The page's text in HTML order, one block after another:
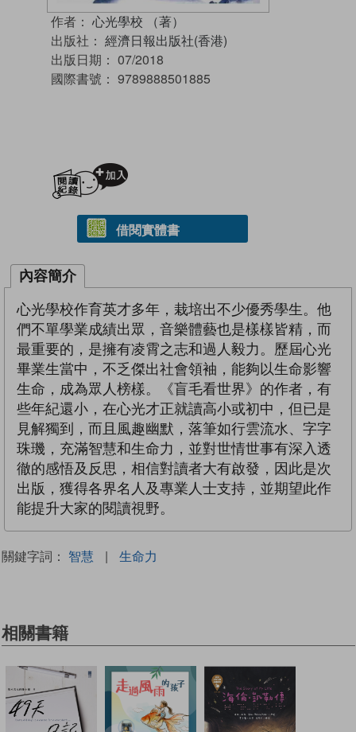
作者： 心光學校 （著）
出版社： 經濟日報出版社(香港)
出版日期： 07/2018
國際書號： 9789888501885
借閱實體書
內容簡介
心光學校作育英才多年，栽培出不少優秀學生。他
們不單學業成績出眾，音樂體藝也是樣樣皆精，而
最重要的，是擁有凌霄之志和過人毅力。歷屆心光
畢業生當中，不乏傑出社會領袖，能夠以生命影響
生命，成為眾人榜樣。《盲毛看世界》的作者，有
些年紀還小，在心光才正就讀高小或初中，但已是
見解獨到，而且風趣幽默，落筆如行雲流水、字字
珠璣，充滿智慧和生命力，並對世情世事有深入透
徹的感悟及反思，相信對讀者大有啟發，因此是次
出版，獲得各界名人及專業人士支持，並期望此作
能提升大家的閱讀視野。
關鍵字詞： 智慧 | 生命力
相關書籍